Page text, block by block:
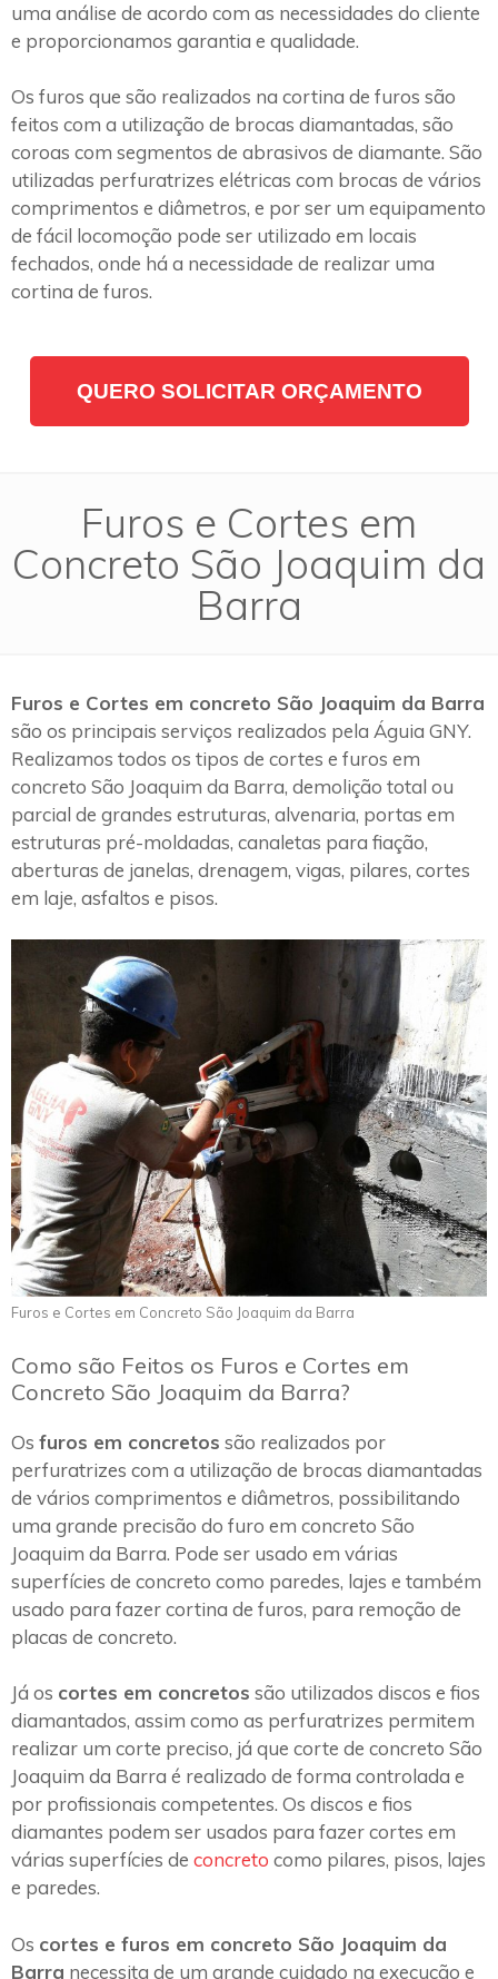
uma análise de acordo com as necessidades do cliente
e proporcionamos garantia e qualidade.
Os furos que são realizados na cortina de furos são
feitos com a utilização de brocas diamantadas, são
coroas com segmentos de abrasivos de diamante. São
utilizadas perfuratrizes elétricas com brocas de vários
comprimentos e diâmetros, e por ser um equipamento
de fácil locomoção pode ser utilizado em locais
fechados, onde há a necessidade de realizar uma
cortina de furos.
QUERO SOLICITAR ORÇAMENTO
Furos e Cortes em
Concreto São Joaquim da
Barra
Furos e Cortes em concreto São Joaquim da Barra
são os principais serviços realizados pela Águia GNY.
Realizamos todos os tipos de cortes e furos em
concreto São Joaquim da Barra, demolição total ou
parcial de grandes estruturas, alvenaria, portas em
estruturas pré-moldadas, canaletas para fiação,
aberturas de janelas, drenagem, vigas, pilares, cortes
em laje, asfaltos e pisos.
Furos e Cortes em Concreto São Joaquim da Barra
Como são Feitos os Furos e Cortes em
Concreto São Joaquim da Barra?
Os furos em concretos são realizados por
perfuratrizes com a utilização de brocas diamantadas
de vários comprimentos e diâmetros, possibilitando
uma grande precisão do furo em concreto São
Joaquim da Barra. Pode ser usado em várias
superfícies de concreto como paredes, lajes e também
usado para fazer cortina de furos, para remoção de
placas de concreto.
Já os cortes em concretos são utilizados discos e fios
diamantados, assim como as perfuratrizes permitem
realizar um corte preciso, já que corte de concreto São
Joaquim da Barra é realizado de forma controlada e
por profissionais competentes. Os discos e fios
diamantes podem ser usados para fazer cortes em
várias superfícies de concreto como pilares, pisos, lajes
e paredes.
Os cortes e furos em concreto São Joaquim da
Barra necessita de um grande cuidado na execução e